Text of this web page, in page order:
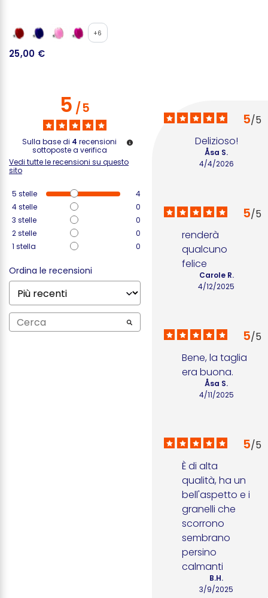
+6
25,00 €
5/5
Sulla base di 4 recensioni
sottoposte a verifica
Vedi tutte le recensioni su questo
sito
5 stelle
4
4stelle
0
3 stelle
0
2stelle
0
1 stella 0
Ordina le recensioni
5/5
Delizioso!
4/4/2026
Åsa S.
5/5
renderà
qualcuno
felice
4/12/2025
Carole R.
5/5
Bene, la taglia
era buona.
4/11/2025
Åsa S.
5/5
È di alta
qualità, ha un
bell'aspetto e i
granelli che
scorrono
sembrano
persino
calmanti
3/9/2025
B.H.